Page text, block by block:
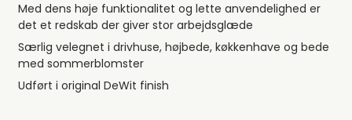
Med dens høje funktionalitet og lette anvendelighed er
det et redskab der giver stor arbejdsglæde
Særlig velegnet i drivhuse, højbede, køkkenhave og bede
med sommerblomster
Udført i original DeWit finish